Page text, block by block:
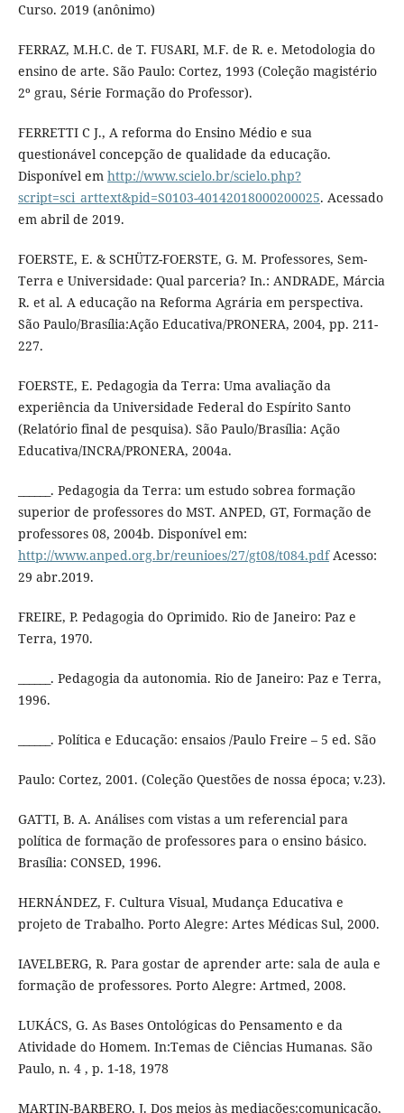
Curso. 2019 (anônimo)
FERRAZ, M.H.C. de T. FUSARI, M.F. de R. e. Metodologia do
ensino de arte. São Paulo: Cortez, 1993 (Coleção magistério
2º grau, Série Formação do Professor).
FERRETTI C J., A reforma do Ensino Médio e sua
questionável concepção de qualidade da educação.
Disponível em http://www.scielo.br/scielo.php?
script=sci_arttext&pid=S0103-40142018000200025. Acessado
em abril de 2019.
FOERSTE, E. & SCHÜTZ-FOERSTE, G. M. Professores, Sem-
Terra e Universidade: Qual parceria? In.: ANDRADE, Márcia
R. et al. A educação na Reforma Agrária em perspectiva.
São Paulo/Brasília:Ação Educativa/PRONERA, 2004, pp. 211-
227.
FOERSTE, E. Pedagogia da Terra: Uma avaliação da
experiência da Universidade Federal do Espírito Santo
(Relatório final de pesquisa). São Paulo/Brasília: Ação
Educativa/INCRA/PRONERA, 2004a.
______. Pedagogia da Terra: um estudo sobrea formação
superior de professores do MST. ANPED, GT, Formação de
professores 08, 2004b. Disponível em:
http://www.anped.org.br/reunioes/27/gt08/t084.pdfAcesso:
29 abr.2019.
FREIRE, P. Pedagogia do Oprimido. Rio de Janeiro: Paz e
Terra, 1970.
______. Pedagogia da autonomia. Rio de Janeiro: Paz e Terra,
1996.
______. Política e Educação: ensaios /Paulo Freire – 5 ed. São
Paulo: Cortez, 2001. (Coleção Questões de nossa época; v.23).
GATTI, B. A. Análises com vistas a um referencial para
política de formação de professores para o ensino básico.
Brasília: CONSED, 1996.
HERNÁNDEZ, F. Cultura Visual, Mudança Educativa e
projeto de Trabalho. Porto Alegre: Artes Médicas Sul, 2000.
IAVELBERG, R. Para gostar de aprender arte: sala de aula e
formação de professores. Porto Alegre: Artmed, 2008.
LUKÁCS, G. As Bases Ontológicas do Pensamento e da
Atividade do Homem. In:Temas de Ciências Humanas. São
Paulo, n. 4 , p. 1-18, 1978
MARTIN-BARBERO, J. Dos meios às mediações:comunicação,